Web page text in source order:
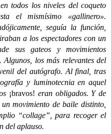
todos los niveles del coqueto
el mismísimo «gallinero».
seguía la función,
a los espectadores con un
sus gateos y movimientos
los más relevantes del
del autógrafo. Al final, tras
y luminotecnia en aquel
¡bravos! eran obligados. Y de
movimiento de baile distinto,
“collage”, para recoger el
del aplauso.